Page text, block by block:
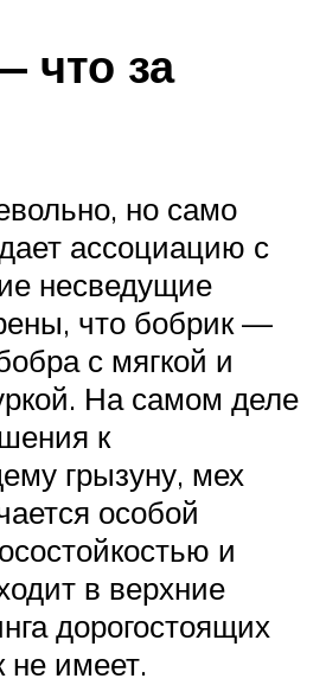
что за
но само
ассоциацию с
несведущие
что бобрик —
с мягкой и
На самом деле
к
грызуну, мех
особой
и
в верхние
дорогостоящих
не имеет.